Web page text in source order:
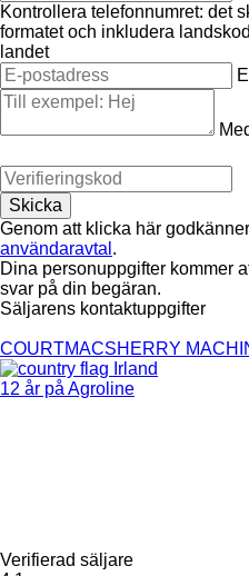
Kontrollera telefonnumret: det
formatet och inkludera
landet
Genom att klicka här
användaravtal .
Dina personuppgifter kommer
svar på din begäran.
Säljarens kontaktuppgifter
COURTMACSHERRY
Irland
12 år på Agroline
Verifierad säljare